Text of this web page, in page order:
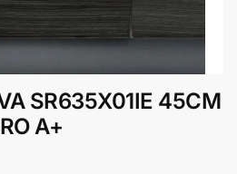
SR635X01IE 45CM
A+